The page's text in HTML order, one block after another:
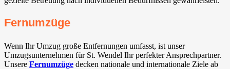
Fernumzüge
Wenn Ihr Umzug große Entfernungen umfasst, ist unser
Umzugsunternehmen für St. Wendel Ihr perfekter Ansprechpartner.
Unsere Fernumzüge decken nationale und internationale Ziele ab